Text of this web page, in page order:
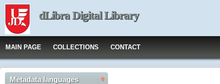
dLibra Digital Library
MAIN PAGE COLLECTIONS CONTACT
Metadata languages